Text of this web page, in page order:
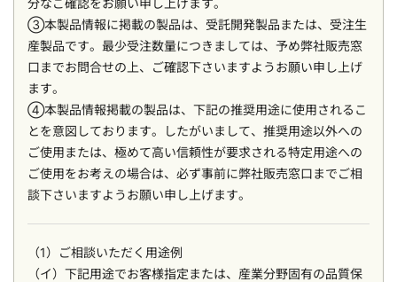
分なご確認をお願い申し上げます。
③本製品情報に掲載の製品は、受託開発製品または、受注生
産製品です。最少受注数量につきましては、予め弊社販売窓
口までお問合せの上、ご確認下さいますようお願い申し上げ
ます。
④本製品情報掲載の製品は、下記の推奨用途に使用されるこ
とを意図しております。したがいまして、推奨用途以外への
ご使用または、極めて高い信頼性が要求される特定用途への
ご使用をお考えの場合は、必ず事前に弊社販売窓口までご相
談下さいますようお願い申し上げます。
（1）ご相談いただく用途例
（イ）下記用途でお客様指定または、産業分野固有の品質保